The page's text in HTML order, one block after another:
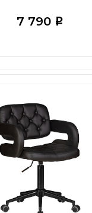
7 790 i